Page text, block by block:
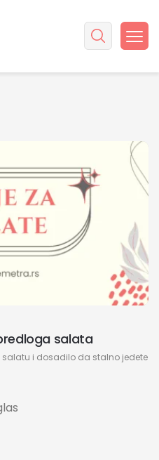
salata
salatu i dosadilo da stalno jedete